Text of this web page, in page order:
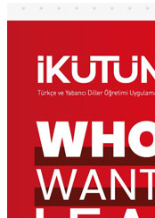
Hemen Başvur